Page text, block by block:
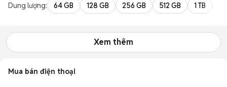
Dung lượng: 64 GB 128 GB 256 GB 512 GB 1 TB
Xem thêm
Mua bán điện thoại